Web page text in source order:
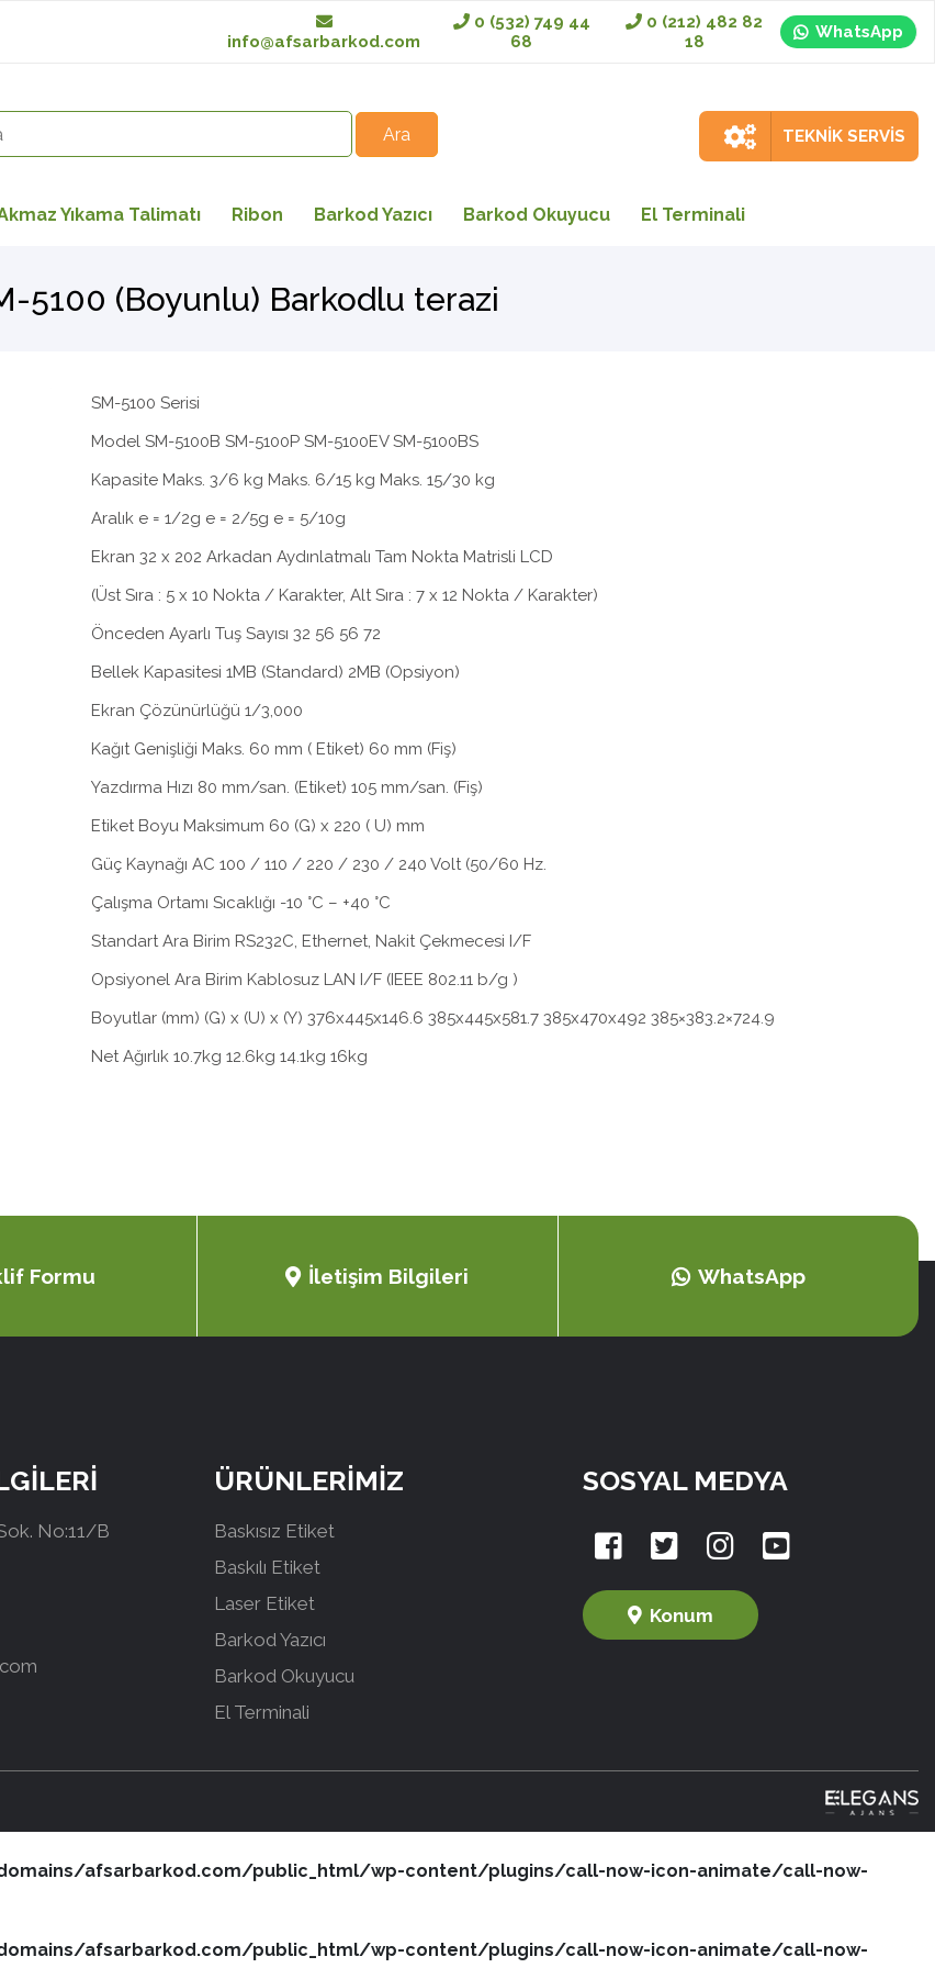
info@afsarbarkod.com
0 (532) 749 44
68
0 (212) 482 82
18
WhatsApp
TEKNİK SERVİS
Yıkama Talimatı Ribon Barkod Yazıcı Barkod Okuyucu El Terminali
5100 (Boyunlu) Barkodlu terazi
SM-5100 Serisi
Model SM-5100B SM-5100P SM-5100EV SM-5100BS
Kapasite Maks. 3/6 kg Maks. 6/15 kg Maks. 15/30 kg
Aralık e = 1/2g e = 2/5g e = 5/10g
Ekran 32 x 202 Arkadan Aydınlatmalı Tam Nokta Matrisli LCD
(Üst Sıra : 5 x 10 Nokta / Karakter, Alt Sıra : 7 x 12 Nokta / Karakter)
Önceden Ayarlı Tuş Sayısı 32 56 56 72
Bellek Kapasitesi 1MB (Standard) 2MB (Opsiyon)
Ekran Çözünürlüğü 1/3,000
Kağıt Genişliği Maks. 60 mm ( Etiket) 60 mm (Fiş)
Yazdırma Hızı 80 mm/san. (Etiket) 105 mm/san. (Fiş)
Etiket Boyu Maksimum 60 (G) x 220 ( U) mm
Güç Kaynağı AC 100 / 110 / 220 / 230 / 240 Volt (50/60 Hz.
Çalışma Ortamı Sıcaklığı -10 °C – +40 °C
Standart Ara Birim RS232C, Ethernet, Nakit Çekmecesi I/F
Opsiyonel Ara Birim Kablosuz LAN I/F (IEEE 802.11 b/g )
Boyutlar (mm) (G) x (U) x (Y) 376x445x146.6 385x445x581.7 385x470x492 385×383.2×724.9
Net Ağırlık 10.7kg 12.6kg 14.1kg 16kg
Formu İletişim Bilgileri WhatsApp
No:11/B
ÜRÜNLERİMİZ
Baskısız Etiket
Baskılı Etiket
Laser Etiket
Barkod Yazıcı
Barkod Okuyucu
El Terminali
SOSYAL MEDYA
Konum
afsarbarkod.com/public_html/wp-content/plugins/call-now-icon-animate/call-now-
afsarbarkod.com/public_html/wp-content/plugins/call-now-icon-animate/call-now-